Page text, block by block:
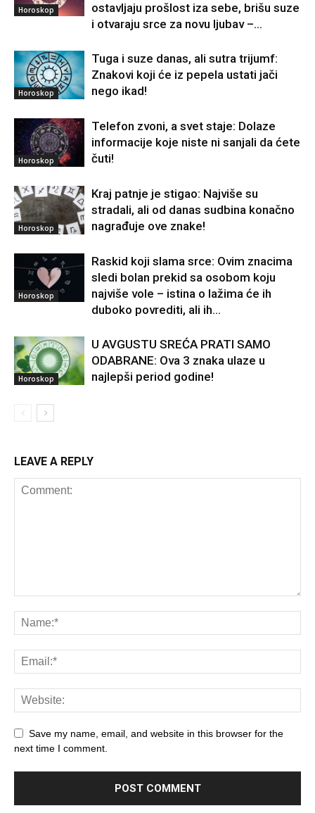
Horoskop
ostavljaju prošlost iza sebe, brišu suze
i otvaraju srce za novu ljubav –...
Horoskop
Tuga i suze danas, ali sutra trijumf:
Znakovi koji će iz pepela ustati jači
nego ikad!
Horoskop
Telefon zvoni, a svet staje: Dolaze
informacije koje niste ni sanjali da ćete
čuti!
Horoskop
Kraj patnje je stigao: Najviše su
stradali, ali od danas sudbina konačno
nagrađuje ove znake!
Horoskop
Raskid koji slama srce: Ovim znacima
sledi bolan prekid sa osobom koju
najviše vole – istina o lažima će ih
duboko povrediti, ali ih...
Horoskop
U AVGUSTU SREĆA PRATI SAMO
ODABRANE: Ova 3 znaka ulaze u
najlepši period godine!
LEAVE A REPLY
Save my name, email, and website in this browser for the
next time I comment.